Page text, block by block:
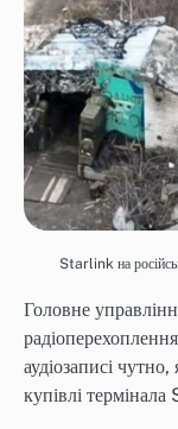
Starlink на
Головне
аудіозаписі
купівлі